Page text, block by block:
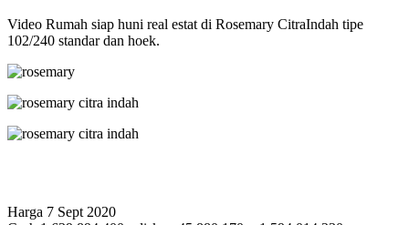
Video Rumah siap huni real estat di Rosemary CitraIndah tipe
102/240 standar dan hoek.
Harga 7 Sept 2020